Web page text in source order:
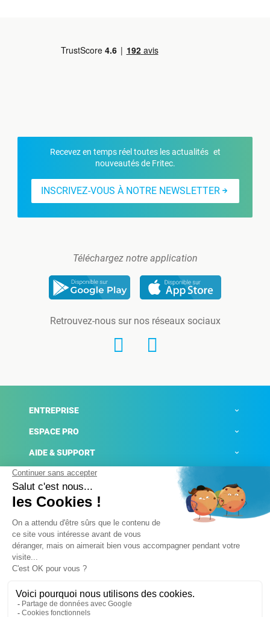
Recevez en temps réel toutes les actualités et
nouveautés de Fritec.
INSCRIVEZ-VOUS À NOTRE NEWSLETTER
Téléchargez notre application
Retrouvez-nous sur nos réseaux sociaux
ENTREPRISE
ESPACE PRO
AIDE & SUPPORT
ACTUALITÉS
Mentions légales
Conditions générales de ventes